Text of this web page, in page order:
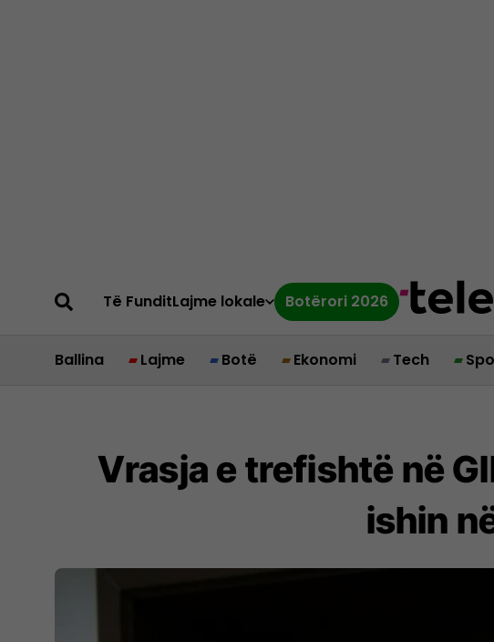
Të FunditLajme lokale Botërori 2026
Ballina Lajme Botë Ekonomi Tech
Vrasja e trefishtë në
ishin